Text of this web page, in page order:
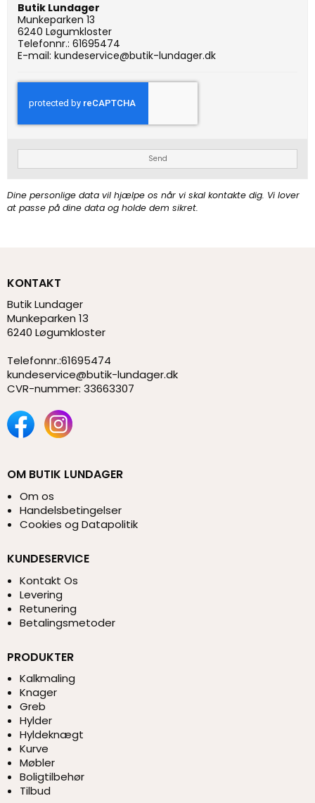
Butik Lundager
Munkeparken 13
6240 Løgumkloster
Telefonnr.: 61695474
E-mail: kundeservice@butik-lundager.dk
Send
Dine personlige data vil hjælpe os når vi skal kontakte dig. Vi lover
at passe på dine data og holde dem sikret.
KONTAKT
Butik Lundager
Munkeparken 13
6240 Løgumkloster
Telefonnr.:61695474
kundeservice@butik-lundager.dk
CVR-nummer: 33663307
OM BUTIK LUNDAGER
Om os
Handelsbetingelser
Cookies og Datapolitik
KUNDESERVICE
Kontakt Os
Levering
Retunering
Betalingsmetoder
PRODUKTER
Kalkmaling
Knager
Greb
Hylder
Hyldeknægt
Kurve
Møbler
Boligtilbehør
Tilbud